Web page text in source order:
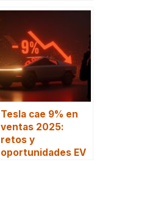
Tesla cae 9% en
ventas 2025:
retos y
oportunidades EV